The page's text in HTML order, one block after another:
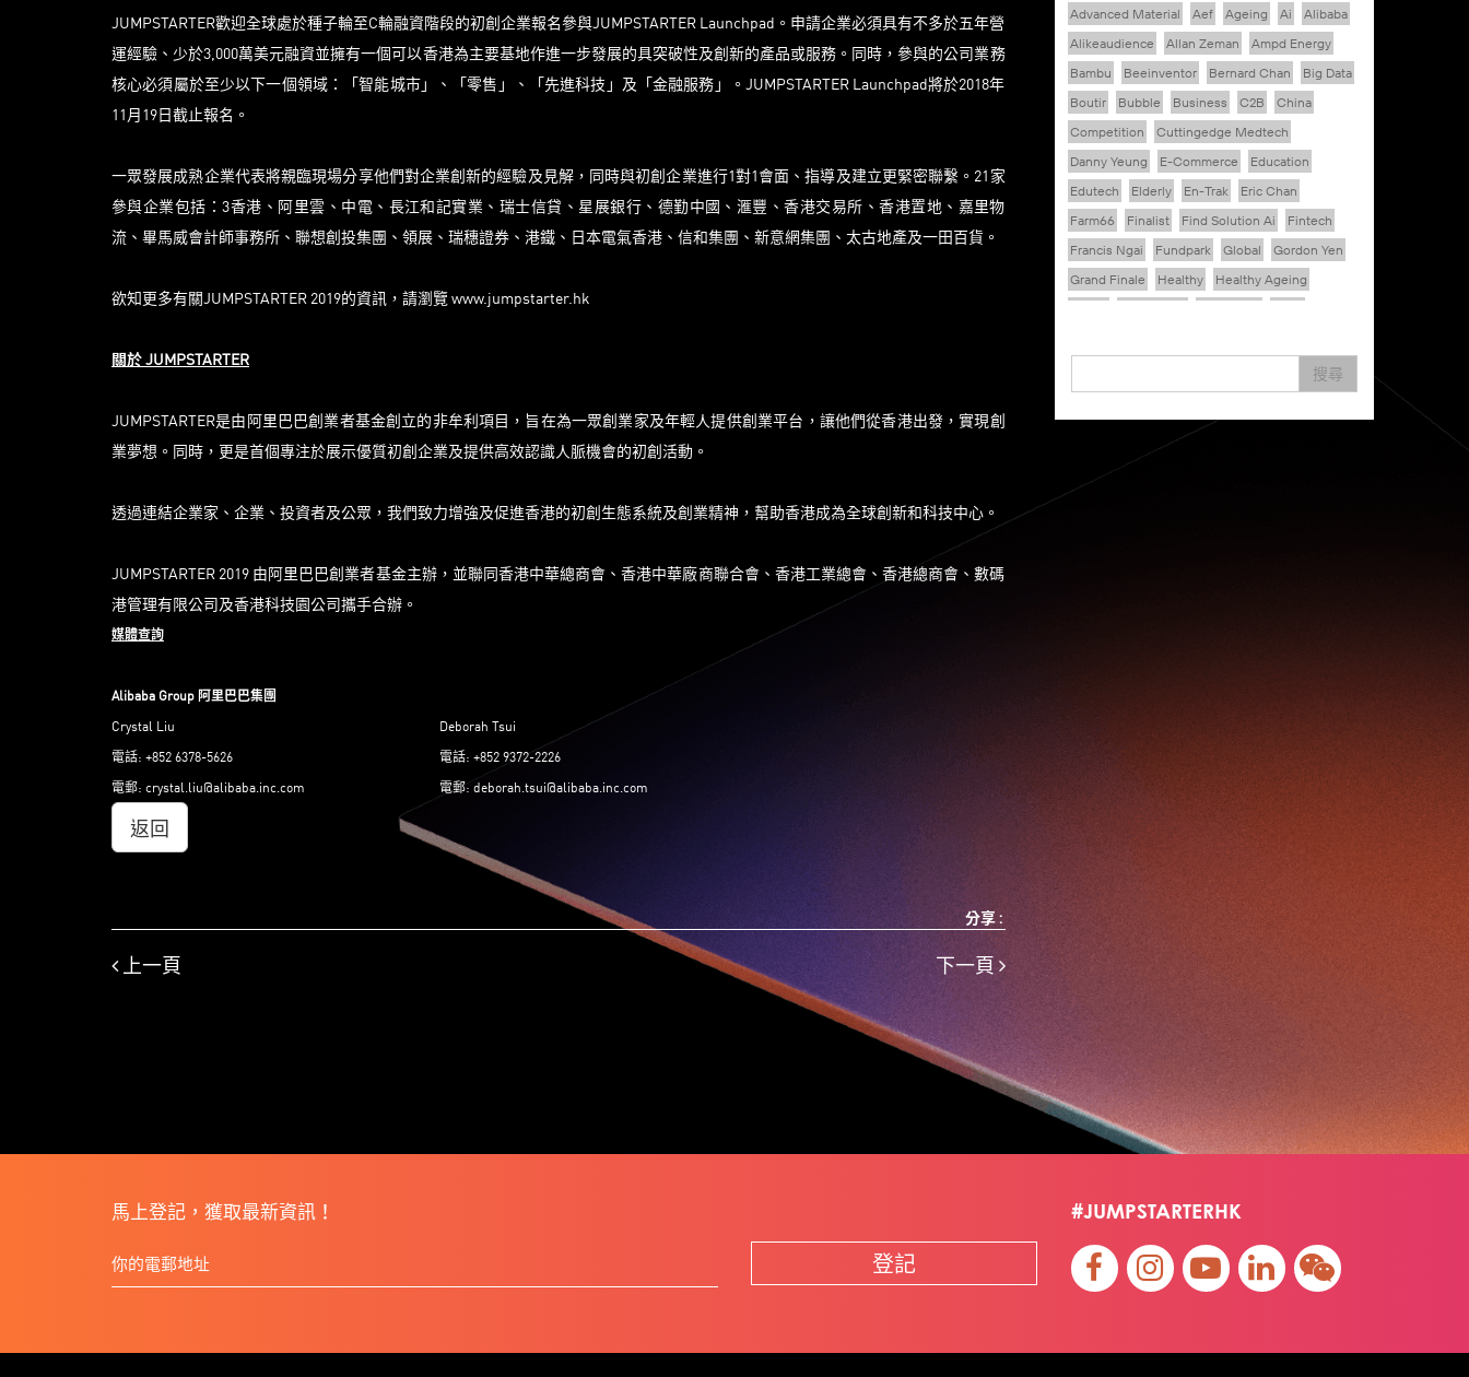
JUMPSTARTER歡迎全球處於種子輪至C輪融資階段的初創企業報名參與JUMPSTARTER Launchpad。申請企業必須具有不多於五年營
運經驗、少於3,000萬美元融資並擁有一個可以香港為主要基地作進一步發展的具突破性及創新的產品或服務。同時，參與的公司業務
核心必須屬於至少以下一個領域：「智能城市」、「零售」、「先進科技」及「金融服務」。JUMPSTARTER Launchpad將於2018年
11月19日截止報名。
一眾發展成熟企業代表將親臨現場分享他們對企業創新的經驗及見解，同時與初創企業進行1對1會面、指導及建立更緊密聯繫。21家
參與企業包括：3香港、阿里雲、中電、長江和記實業、瑞士信貸、星展銀行、德勤中國、滙豐、香港交易所、香港置地、嘉里物
流、畢馬威會計師事務所、聯想創投集團、領展、瑞穗證券、港鐵、日本電氣香港、信和集團、新意網集團、太古地產及一田百貨。
欲知更多有關JUMPSTARTER 2019的資訊，請瀏覽www.jumpstarter.hk
關於JUMPSTARTER
JUMPSTARTER是由阿里巴巴創業者基金創立的非牟利項目，旨在為一眾創業家及年輕人提供創業平台，讓他們從香港出發，實現創
業夢想。同時，更是首個專注於展示優質初創企業及提供高效認識人脈機會的初創活動。
透過連結企業家、企業、投資者及公眾，我們致力增強及促進香港的初創生態系統及創業精神，幫助香港成為全球創新和科技中心。
JUMPSTARTER 2019 由阿里巴巴創業者基金主辦，並聯同香港中華總商會、香港中華廠商聯合會、香港工業總會、香港總商會、數碼
港管理有限公司及香港科技園公司攜手合辦。​
媒體查詢
Alibaba Group阿里巴巴集團
Crystal Liu
電話: +852 6378-5626
電郵: crystal.liu@alibaba.inc.com
Deborah Tsui
電話: +852 9372-2226
電郵: deborah.tsui@alibaba.inc.com
返回
分享 :
上一頁 下一頁
Advanced Material
Aef Ageing Ai
Alibaba
Alikeaudience
Allan Zeman
Ampd Energy
Bambu
Beeinventor Bernard Chan
Big Data
Boutir
Bubble Business C2B
China
Competition
Cuttingedge Medtech
Danny Yeung
E-Commerce
Education
Edutech
Elderly En-Trak
Eric Chan
Farm66
Finalist Find Solution Ai
Fintech
Francis Ngai
Fundpark Global
Gordon Yen
Grand Finale
Healthy
Healthy Ageing
Iot
Ipharma Limited
Joe Kwan
Jumpstarter
Jumpstarter 2021
Jumpstarter 2022
Jumpstarter/2019/event/startup/investor/corporate
Sharing Economy
Sherry Tsai
Sit & Shower
Skiills
Skills Smart City
Social Commerce
Soft Wearable Robotics Limited
Start Up
Startup
Student
Sustainability
Technology
Teddy Chan Themills
Tips
Travel
Viewider Wearables
健康老齡化
傳感器
先進物料
全港最大規模創業比賽
創業盛典
嚴震銘 夢想本應翺翔
專家觀點
張柏鴻
智慧城市 林亮
機械人技術
線上視頻
車品覺 關祖堯
陳子翔
陳智思
麥天樞
搜尋
馬上登記，獲取最新資訊！
登記
#JUMPSTARTERHK